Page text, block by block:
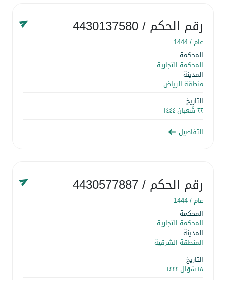
رقم الحكم/ 4430137580
عام /1444
المحكمة
المحكمة التجارية
المدينة
منطقة الرياض
التاريخ
٢٢ شَعبان ١٤٤٤
التفاصيل
رقم الحكم/ 4430577887
عام /1444
المحكمة
المحكمة التجارية
المدينة
المنطقة الشرقية
التاريخ
١٨ شوّال ١٤٤٤